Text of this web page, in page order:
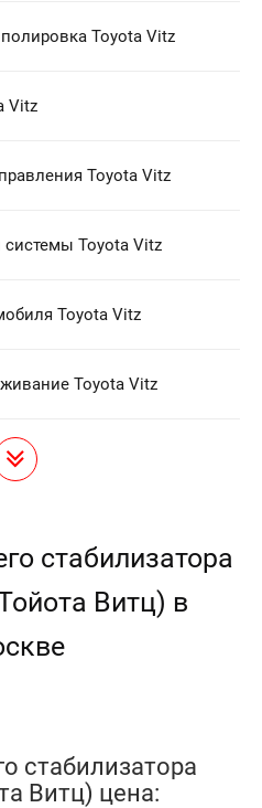
Toyota Vitz
Vitz
Toyota Vitz
Toyota Vitz
Toyota Vitz
Toyota Vitz
стабилизатора
Витц) в
стабилизатора
Витц) цена: